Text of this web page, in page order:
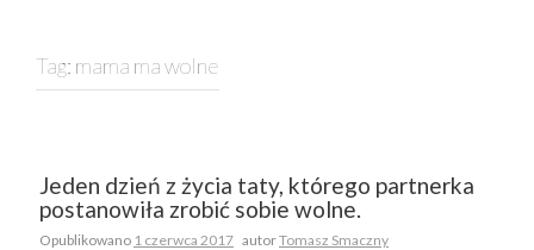
Tag: mama ma wolne
Jeden dzień z życia taty, którego partnerka
postanowiła zrobić sobie wolne.
Opublikowano 1 czerwca 2017 autorTomasz Smaczny